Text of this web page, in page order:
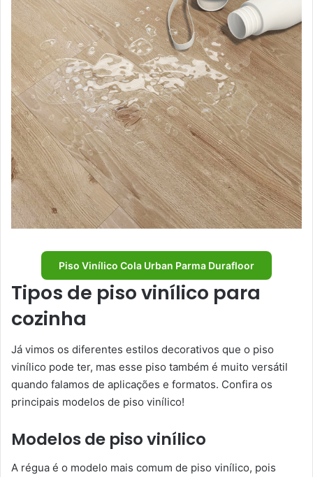
Piso Vinílico Cola Urban Parma Durafloor
Tipos de piso vinílico para
cozinha
Já vimos os diferentes estilos decorativos que o piso
vinílico pode ter, mas esse piso também é muito versátil
quando falamos de aplicações e formatos. Confira os
principais modelos de piso vinílico!
Modelos de piso vinílico
A régua é o modelo mais comum de piso vinílico, pois